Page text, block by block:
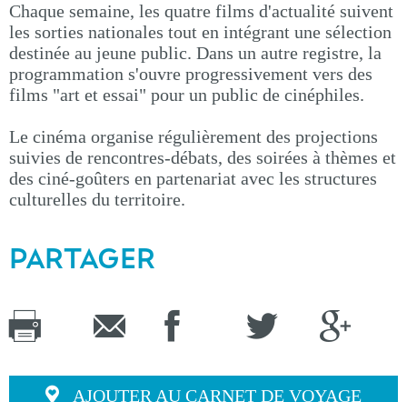
Chaque semaine, les quatre films d'actualité suivent
les sorties nationales tout en intégrant une sélection
destinée au jeune public. Dans un autre registre, la
programmation s'ouvre progressivement vers des
films "art et essai" pour un public de cinéphiles.
Le cinéma organise régulièrement des projections
suivies de rencontres-débats, des soirées à thèmes et
des ciné-goûters en partenariat avec les structures
culturelles du territoire.
PARTAGER
AJOUTER AU CARNET DE VOYAGE